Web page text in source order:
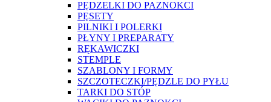
PĘDZELKI DO PAZNOKCI
PĘSETY
PILNIKI I POLERKI
PŁYNY I PREPARATY
RĘKAWICZKI
STEMPLE
SZABLONY I FORMY
SZCZOTECZKI/PĘDZLE DO PYŁU
TARKI DO STÓP